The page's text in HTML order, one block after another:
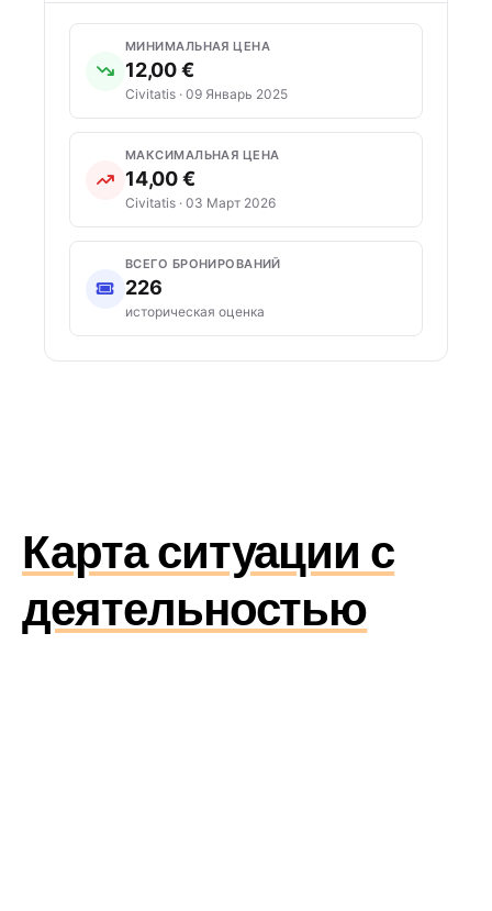
МИНИМАЛЬНАЯ ЦЕНА
12,00 €
Civitatis · 09 Январь 2025
МАКСИМАЛЬНАЯ ЦЕНА
14,00 €
Civitatis · 03 Март 2026
ВСЕГО БРОНИРОВАНИЙ
226
историческая оценка
Карта ситуации с
деятельностью